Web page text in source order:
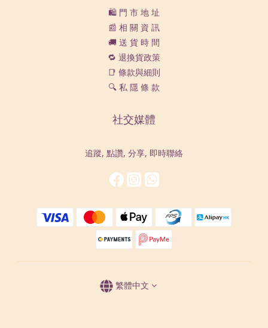
🛍️ 門 市 地 址
📰 相 關 資 訊
🚚 送 貨 時 間
🔁 退換貨政策
📑 條款與細則
🔍 私 隱 條 款
社交媒體
追蹤, 點讚, 分享, 即時聯絡
繁體中文